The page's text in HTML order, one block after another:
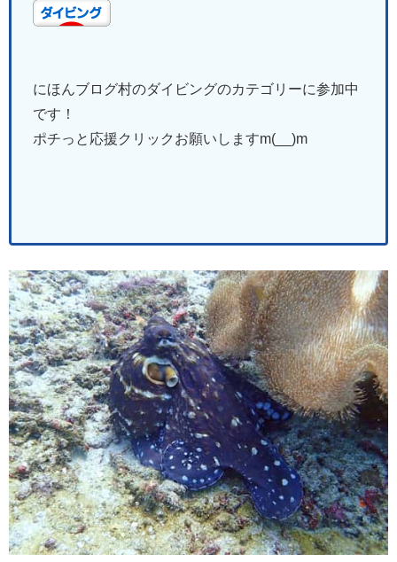
にほんブログ村のダイビングのカテゴリーに参加中
です！
ポチっと応援クリックお願いしますm(__)m